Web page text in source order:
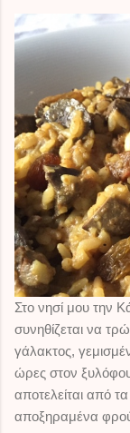
Στο νησί μου την
συνηθίζεται να
γάλακτος,
ώρες στον
αποτελείται από
αποξηραμένα